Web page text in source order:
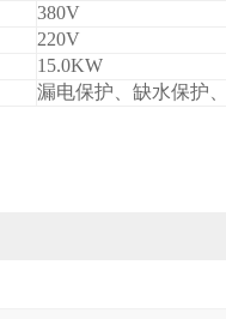
380V
220V
15.0KW
漏电保护、缺水保护